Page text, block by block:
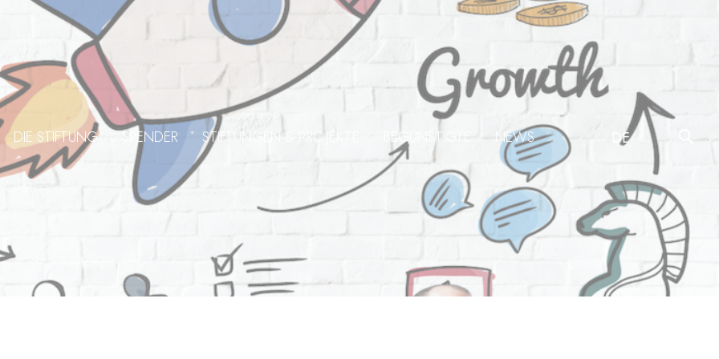
DIE STIFTUNG SPENDER STIFTUNGEN & PROJEKTE BEGÜNSTIGTE NEWS DE